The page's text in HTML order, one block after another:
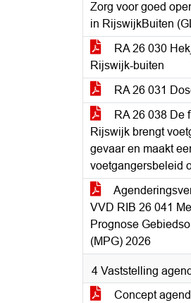
Zorg voor goed
in RijswijkBuiten
RA 26 030
Rijswijk-buiten
RA 26 031
RA 26 038 De
Rijswijk brengt
gevaar en maakt
voetgangersbeleid
VVD RIB 26 041
Prognose
(MPG) 2026
4 Vaststelling
Concept